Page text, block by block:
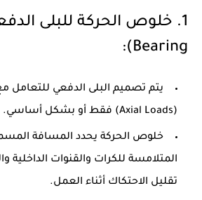
Bearing):
يتم تصميم البلى الدفعي للتعامل
(Axial Loads) فقط أو بشكل أساسي.
خلوص الحركة يحدد المسافة
المتلامسة للكرات والقنوات الداخلية
تقليل الاحتكاك أثناء العمل.